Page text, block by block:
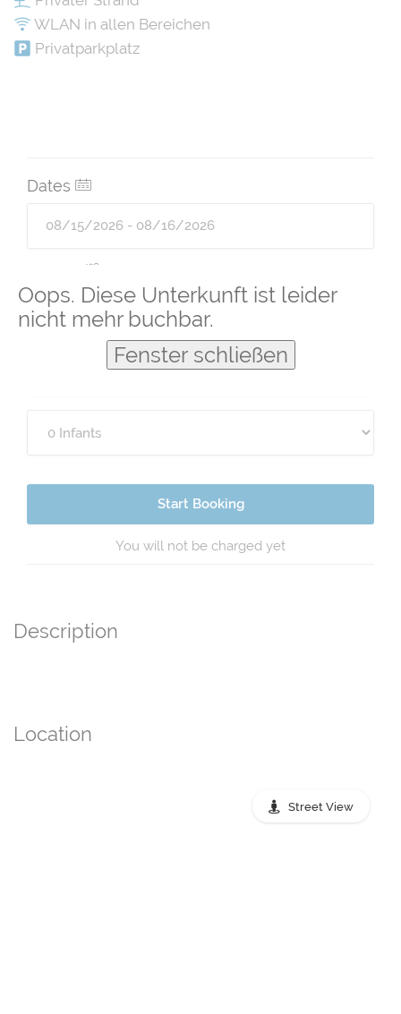
Oops. Diese Unterkunft ist leider
nicht mehr buchbar.
Fenster schließen
WLAN in allen Bereichen
Privatparkplatz
Dates
Start Booking
You will not be charged yet
Description
Location
Street View